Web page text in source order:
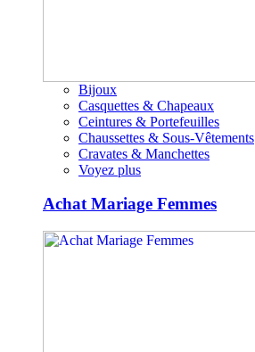
Bijoux
Casquettes & Chapeaux
Ceintures & Portefeuilles
Chaussettes & Sous-Vêtements
Cravates & Manchettes
Voyez plus
Achat Mariage Femmes